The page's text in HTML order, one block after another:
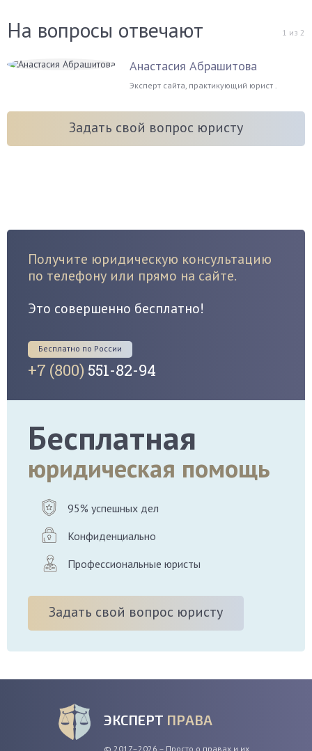
На вопросы отвечают 1 из 2
Анастасия Абрашитова
Эксперт сайта, практикующий юрист .
Задать свой вопрос юристу
Получите юридическую консультацию
по телефону или прямо на сайте.
Это совершенно бесплатно!
Бесплатно по России
+7 (800) 551-82-94
Бесплатная
юридическая помощь
95% успешных дел
Конфиденциально
Профессиональные юристы
Задать свой вопрос юристу
ЭКСПЕРТ ПРАВА
© 2017–2026 – Просто о правах и их